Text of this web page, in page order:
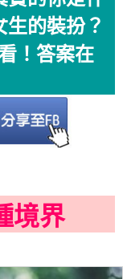
的裝扮？
！答案在
境界